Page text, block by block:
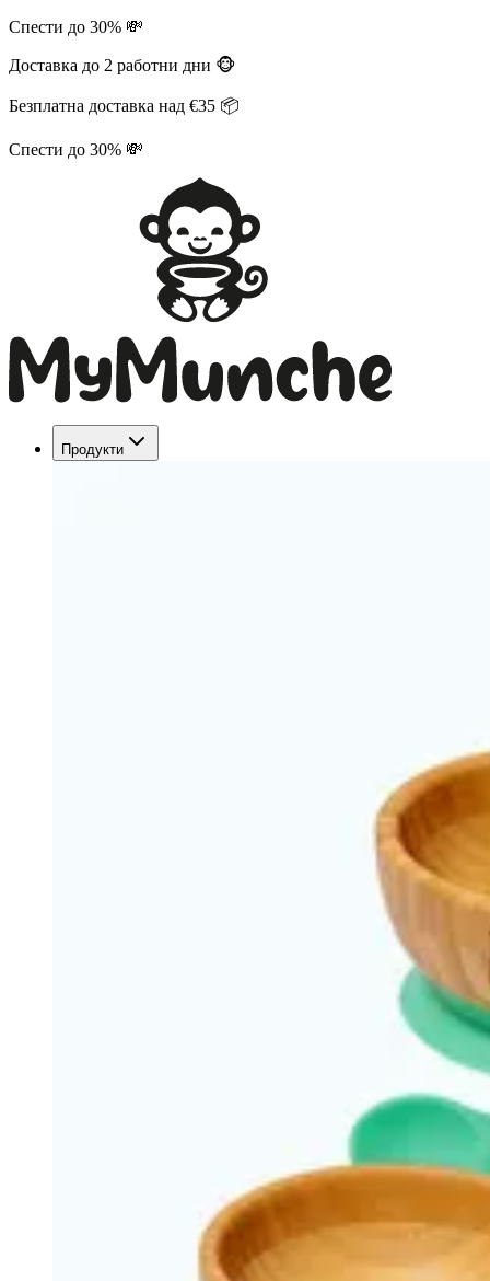
Спести до 30% 💸
Доставка до 2 работни дни 🐵
Безплатна доставка над €35 📦
Спести до 30% 💸
Продукти